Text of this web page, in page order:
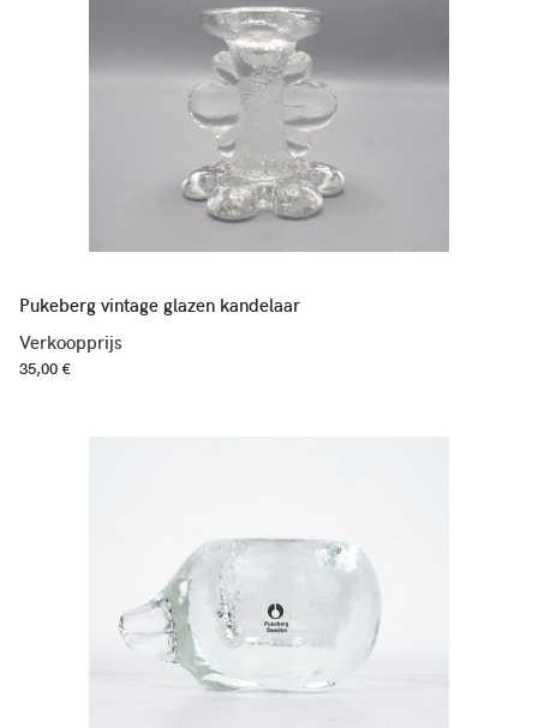
Pukeberg vintage glazen kandelaar
Verkoopprijs
35,00 €